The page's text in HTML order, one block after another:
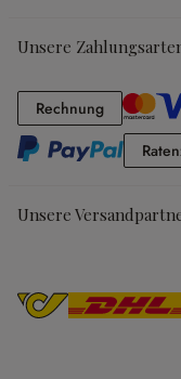
Unsere
RechnungRechnung
Unsere